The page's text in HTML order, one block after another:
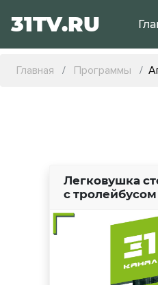
31TV.RU
Главная Программы
Легковушка
с тролейбусом